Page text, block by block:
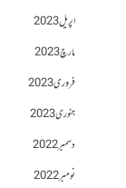
اپریل 2023
مارچ 2023
فروری 2023
جنوری 2023
دسمبر 2022
نومبر 2022